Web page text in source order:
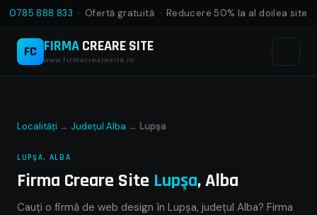
0785 888 833 · Ofertă gratuită · Reducere 50% la al doilea site
FC FIRMACREARE SITE
www.firmacrearesite.ro
Localități → Județul Alba → Lupşa
LUPŞA, ALBA
Firma Creare Site Lupşa, Alba
Cauți o firmă de web design în Lupşa, județul Alba? Firma